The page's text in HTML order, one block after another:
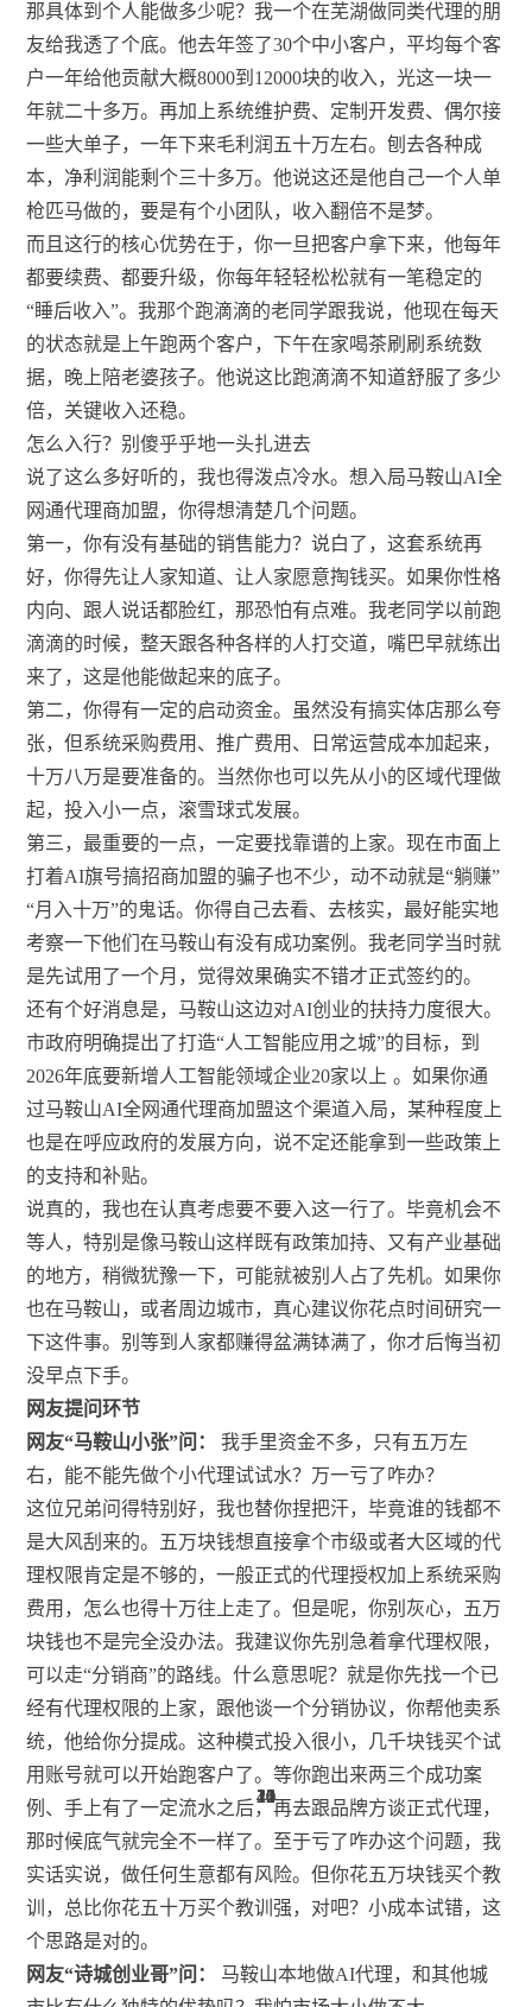
10
10
21
21
10
12
44
46
那具体到个人能做多少呢？我一个在芜湖做同类代理的朋
友给我透了个底。他去年签了30个中小客户，平均每个客
户一年给他贡献大概8000到12000块的收入，光这一块一
年就二十多万。再加上系统维护费、定制开发费、偶尔接
一些大单子，一年下来毛利润五十万左右。刨去各种成
本，净利润能剩个三十多万。他说这还是他自己一个人单
枪匹马做的，要是有个小团队，收入翻倍不是梦。
而且这行的核心优势在于，你一旦把客户拿下来，他每年
都要续费、都要升级，你每年轻轻松松就有一笔稳定的
“睡后收入”。我那个跑滴滴的老同学跟我说，他现在每天
的状态就是上午跑两个客户，下午在家喝茶刷刷系统数
据，晚上陪老婆孩子。他说这比跑滴滴不知道舒服了多少
倍，关键收入还稳。
怎么入行？别傻乎乎地一头扎进去
说了这么多好听的，我也得泼点冷水。想入局马鞍山AI全
网通代理商加盟，你得想清楚几个问题。
第一，你有没有基础的销售能力？说白了，这套系统再
好，你得先让人家知道、让人家愿意掏钱买。如果你性格
内向、跟人说话都脸红，那恐怕有点难。我老同学以前跑
滴滴的时候，整天跟各种各样的人打交道，嘴巴早就练出
来了，这是他能做起来的底子。
第二，你得有一定的启动资金。虽然没有搞实体店那么夸
张，但系统采购费用、推广费用、日常运营成本加起来，
十万八万是要准备的。当然你也可以先从小的区域代理做
起，投入小一点，滚雪球式发展。
第三，最重要的一点，一定要找靠谱的上家。现在市面上
打着AI旗号搞招商加盟的骗子也不少，动不动就是“躺赚”
“月入十万”的鬼话。你得自己去看、去核实，最好能实地
考察一下他们在马鞍山有没有成功案例。我老同学当时就
是先试用了一个月，觉得效果确实不错才正式签约的。
还有个好消息是，马鞍山这边对AI创业的扶持力度很大。
市政府明确提出了打造“人工智能应用之城”的目标，到
2026年底要新增人工智能领域企业20家以上 。如果你通
过马鞍山AI全网通代理商加盟这个渠道入局，某种程度上
也是在呼应政府的发展方向，说不定还能拿到一些政策上
的支持和补贴。
说真的，我也在认真考虑要不要入这一行了。毕竟机会不
等人，特别是像马鞍山这样既有政策加持、又有产业基础
的地方，稍微犹豫一下，可能就被别人占了先机。如果你
也在马鞍山，或者周边城市，真心建议你花点时间研究一
下这件事。别等到人家都赚得盆满钵满了，你才后悔当初
没早点下手。
网友提问环节
网友“马鞍山小张”问：
我手里资金不多，只有五万左
右，能不能先做个小代理试试水？万一亏了咋办？
这位兄弟问得特别好，我也替你捏把汗，毕竟谁的钱都不
是大风刮来的。五万块钱想直接拿个市级或者大区域的代
理权限肯定是不够的，一般正式的代理授权加上系统采购
费用，怎么也得十万往上走了。但是呢，你别灰心，五万
块钱也不是完全没办法。我建议你先别急着拿代理权限，
可以走“分销商”的路线。什么意思呢？就是你先找一个已
经有代理权限的上家，跟他谈一个分销协议，你帮他卖系
统，他给你分提成。这种模式投入很小，几千块钱买个试
用账号就可以开始跑客户了。等你跑出来两三个成功案
例、手上有了一定流水之后，再去跟品牌方谈正式代理，
那时候底气就完全不一样了。至于亏了咋办这个问题，我
实话实说，做任何生意都有风险。但你花五万块钱买个教
训，总比你花五十万买个教训强，对吧？小成本试错，这
个思路是对的。
网友“诗城创业哥”问：
马鞍山本地做AI代理，和其他城